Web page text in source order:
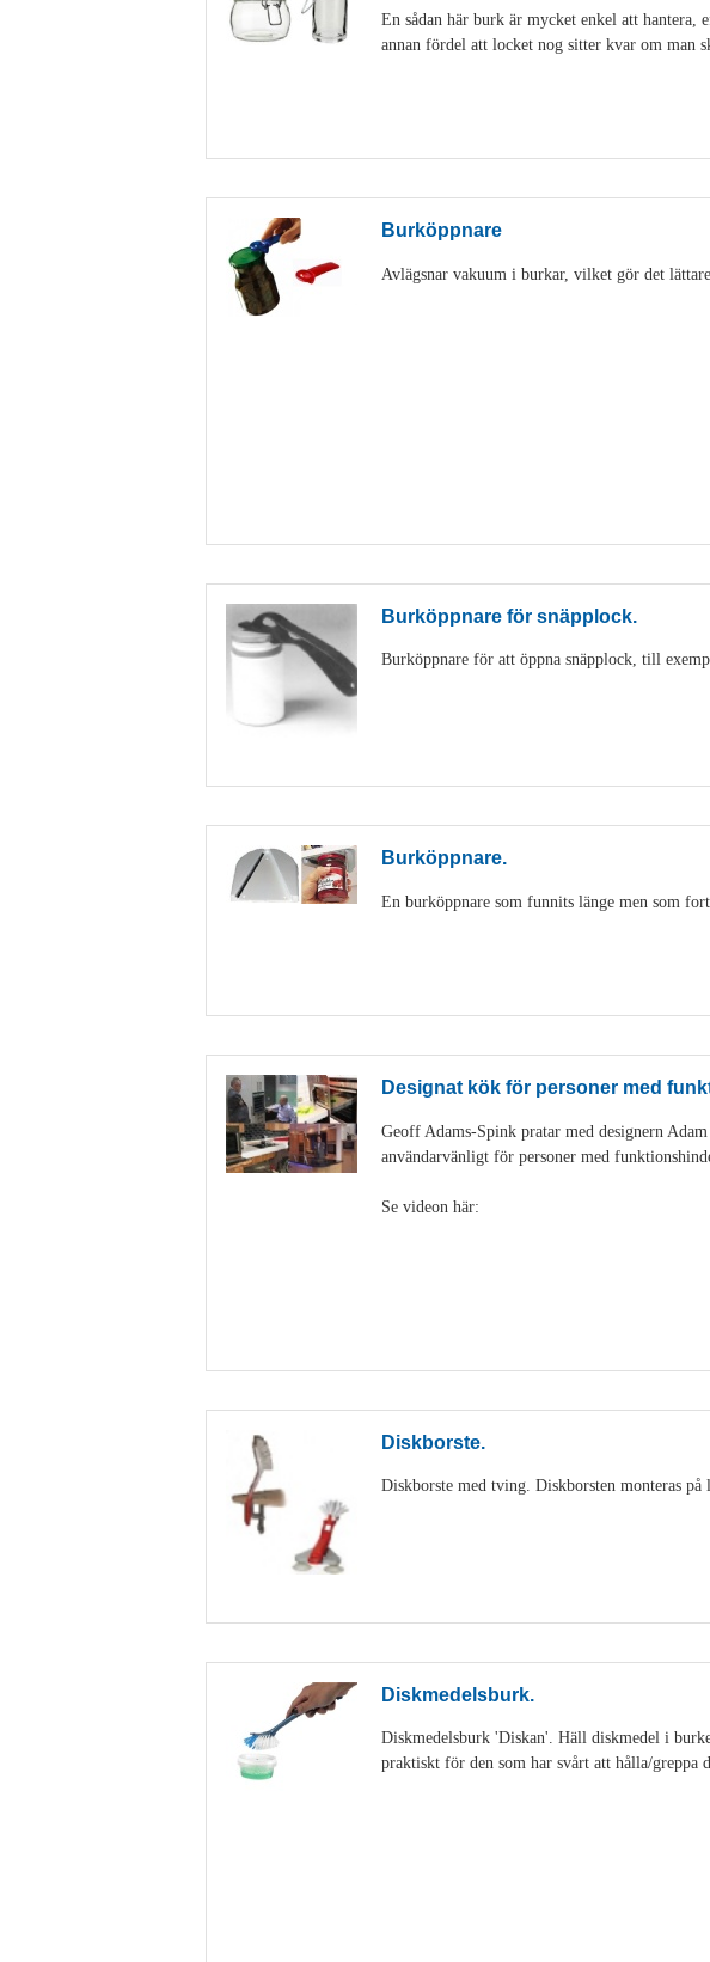
En sådan här burk är mycket enkel att hantera,
annan fördel att locket nog sitter kvar om man
Burköppnare
Avlägsnar vakuum i burkar, vilket gör det
Burköppnare för snäpplock.
Burköppnare för att öppna snäpplock, till
Burköppnare.
En burköppnare som funnits länge men som
Designat kök för personer med
Geoff Adams-Spink pratar med designern
användarvänligt för personer med
Se videon här:
Diskborste.
Diskborste med tving. Diskborsten monteras
Diskmedelsburk.
Diskmedelsburk 'Diskan'. Häll diskmedel i
praktiskt för den som har svårt att hålla/greppa